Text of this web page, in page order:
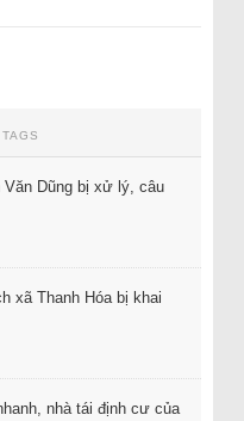
TAGS
Văn Dũng bị xử lý, câu
xã Thanh Hóa bị khai
nhà tái định cư của